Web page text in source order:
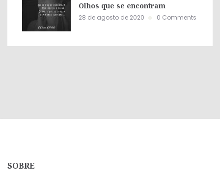
Olhos que se encontram
28 de agosto de 2020 0 Comments
SOBRE